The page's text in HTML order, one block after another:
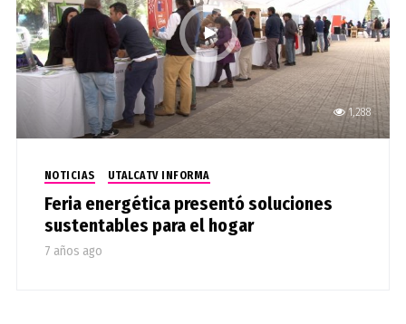
1,288
NOTICIAS UTALCATV INFORMA
Feria energética presentó soluciones
sustentables para el hogar
7 años ago